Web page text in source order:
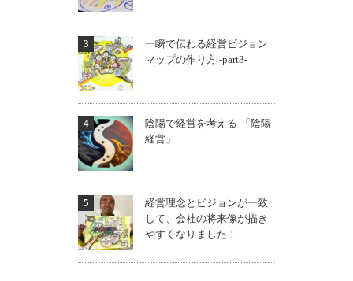
一瞬で伝わる経営ビジョン
マップの作り方 -part3-
陰陽で経営を考える-「陰陽
経営」
経営理念とビジョンが一致
して、会社の将来像が描き
やすくなりました！